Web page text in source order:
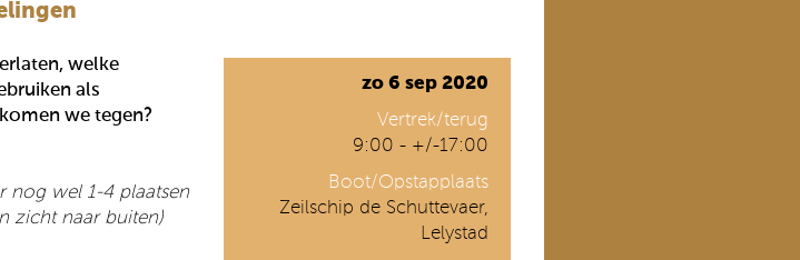
welke
als
we tegen?
nog wel 1-4 plaatsen
zicht naar buiten)
zo 6 sep 2020
Vertrek/terug
9:00 - +/-17:00
Boot/Opstapplaats
Zeilschip de Schuttevaer,
Lelystad